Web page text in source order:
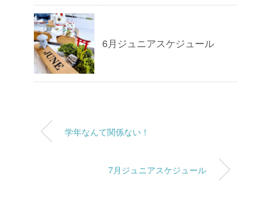
6月ジュニアスケジュール
学年なんて関係ない！
7月ジュニアスケジュール